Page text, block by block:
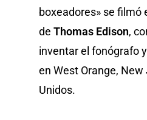
boxeadores» se filmó
de Thomas Edison,
inventar el fonógrafo
en West Orange,
Unidos.